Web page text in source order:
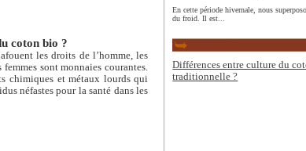
coton bio ?
les droits de l’homme, les
sont monnaies courantes.
chimiques et métaux lourds qui
néfastes pour la santé dans les
En cette période hivernale, nous
du froid. Il est...
Différences entre culture du
traditionnelle ?